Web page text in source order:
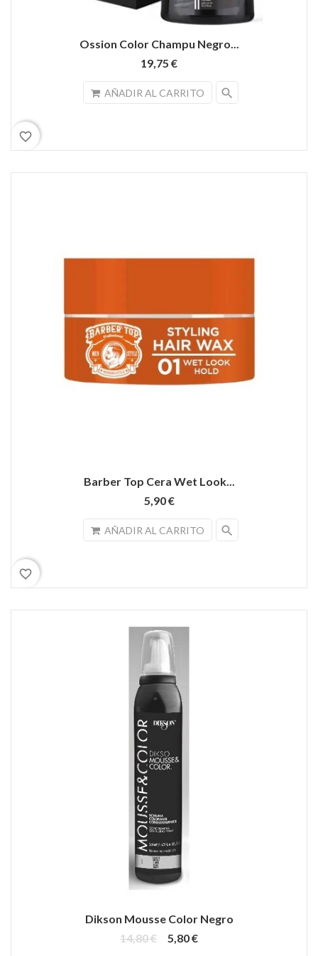
Ossion Color Champu Negro...
19,75 €
AÑADIR AL CARRITO search
favorite_border
Barber Top Cera Wet Look...
5,90 €
AÑADIR AL CARRITO search
favorite_border
Dikson Mousse Color Negro
14,80 €
5,80 €